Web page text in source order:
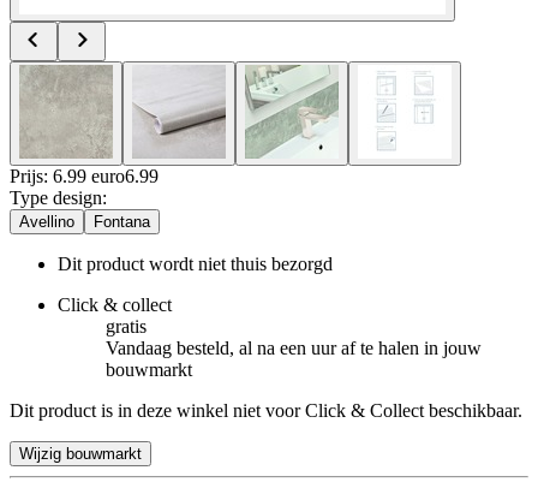
Prijs: 6.99 euro6.99
Type design:
Avellino Fontana
Dit product wordt niet thuis bezorgd
Click & collect
gratis
Vandaag besteld, al na een uur af te halen in jouw
bouwmarkt
Dit product is in deze winkel niet voor Click & Collect beschikbaar.
Wijzig bouwmarkt